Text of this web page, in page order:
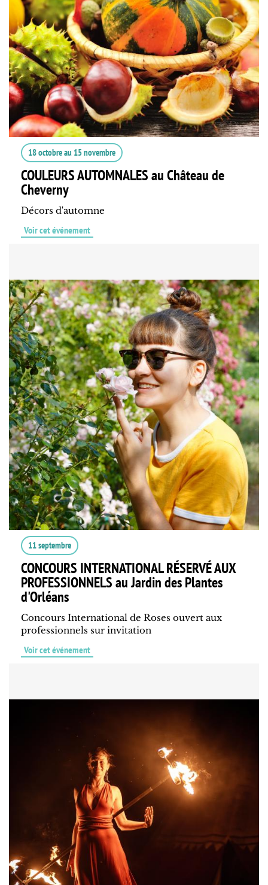
18 octobreau 15 novembre
COULEURS AUTOMNALES au Château de
Cheverny
Décors d'automne
Voir cet événement
11 septembre
CONCOURS INTERNATIONAL RÉSERVÉ AUX
PROFESSIONNELS au Jardin des Plantes
d'Orléans
Concours International de Roses ouvert aux
professionnels sur invitation
Voir cet événement